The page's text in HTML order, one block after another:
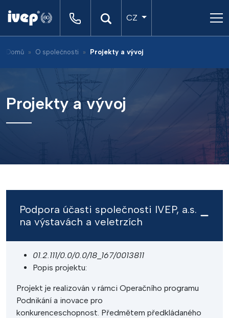
CZ
Domů O společnosti Projekty a vývoj
Projekty a vývoj
Podpora účasti společnosti IVEP, a.s.
na výstavách a veletrzích
01.2.111/0.0/0.0/18_167/0013811
Popis projektu:
Projekt je realizován v rámci Operačního programu
Podnikání a inovace pro
konkurenceschopnost. Předmětem předkládaného